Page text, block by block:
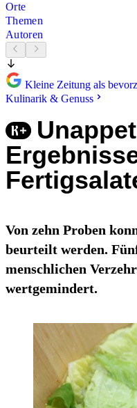
Orte
Themen
Autoren
Kleine Zeitung als
Kulinarik & Genuss
Von zehn Proben
beurteilt werden.
menschlichen
wertgemindert.